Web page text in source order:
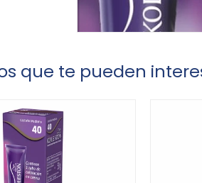
que te pueden